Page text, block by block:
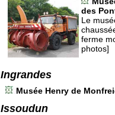
des
Le
ferme
photos]
Ingrandes
Musée Henry de
Issoudun